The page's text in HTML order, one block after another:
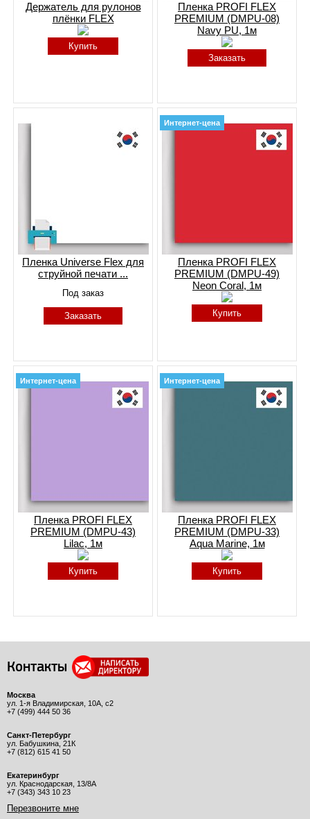
Держатель для рулонов
плёнки FLEX
Купить
Пленка PROFI FLEX
PREMIUM (DMPU-08)
Navy PU, 1м
Заказать
Пленка Universe Flex для
струйной печати ...
Под заказ
Заказать
Интернет-цена
Пленка PROFI FLEX
PREMIUM (DMPU-49)
Neon Coral, 1м
Купить
Интернет-цена
Пленка PROFI FLEX
PREMIUM (DMPU-43)
Lilac, 1м
Купить
Интернет-цена
Пленка PROFI FLEX
PREMIUM (DMPU-33)
Aqua Marine, 1м
Купить
Контакты
Москва
ул. 1-я Владимирская, 10А, с2
+7 (499) 444 50 36
Санкт-Петербург
ул. Бабушкина, 21К
+7 (812) 615 41 50
Екатеринбург
ул. Краснодарская, 13/8А
+7 (343) 343 10 23
Перезвоните мне